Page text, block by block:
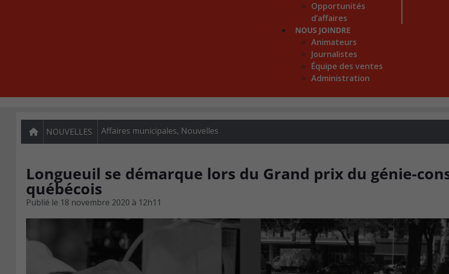
Opportunités
d’affaires
NOUS JOINDRE
Animateurs
Journalistes
Équipe des ventes
Administration
NOUVELLES Affaires municipales, Nouvelles
Longueuil se démarque lors du Grand prix du génie-
québécois
Publié le 18 novembre 2020 à 12h11